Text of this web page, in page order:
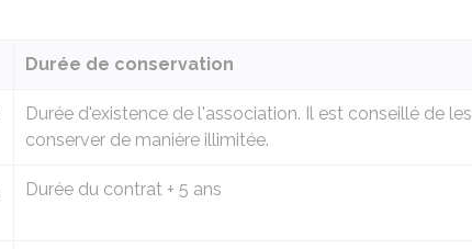
Durée de conservation
Durée d'existence de l'association. Il est conseillé de les
conserver de manière illimitée.
Durée du contrat + 5 ans